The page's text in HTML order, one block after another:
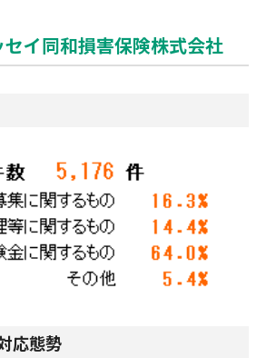
トップ
する資料
基準、ガイドライン等
況
て
取り組み
ついて
人」認定試験
書
告書トップ
イ同和損害保険株式会社
応態勢